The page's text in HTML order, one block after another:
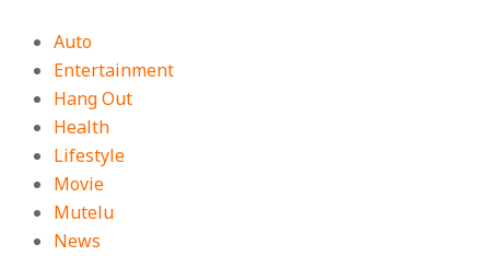
Auto
Entertainment
Hang Out
Health
Lifestyle
Movie
Mutelu
News